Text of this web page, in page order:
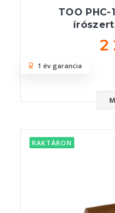
TOO
2
1 év garancia
RAKTÁRON